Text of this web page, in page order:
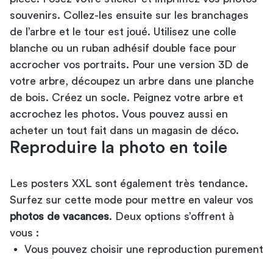
souvenirs. Collez-les ensuite sur les branchages
de l’arbre et le tour est joué. Utilisez une colle
blanche ou un ruban adhésif double face pour
accrocher vos portraits. Pour une version 3D de
votre arbre, découpez un arbre dans une planche
de bois. Créez un socle. Peignez votre arbre et
accrochez les photos. Vous pouvez aussi en
acheter un tout fait dans un magasin de déco.
Reproduire la photo en toile
Les posters XXL sont également très tendance.
Surfez sur cette mode pour mettre en valeur vos
photos de vacances. Deux options s’offrent à
vous :
Vous pouvez choisir une reproduction purement